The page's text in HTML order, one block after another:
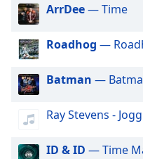
modal
window.
Beginning
dialog
Escape
ArrDee— Time
Roadhog —
Batman —
Ray Stevens -
ID & ID — Time